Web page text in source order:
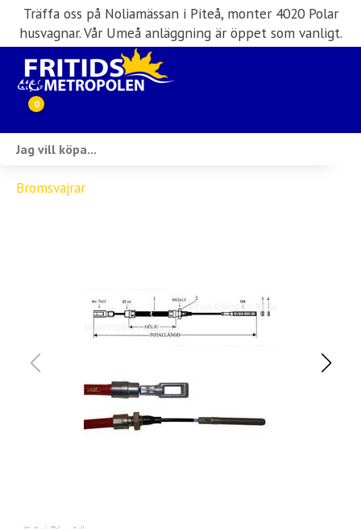
Träffa oss på Noliamässan i Piteå, monter 4020 Polar
husvagnar. Vår Umeå anläggning är öppet som vanligt.
0
Husbilsuthyrning
Verkstad
Bromsvajrar